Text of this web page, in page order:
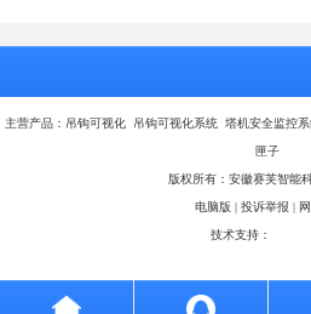
主营产品：吊钩可视化 吊钩可视化系统 塔机安全监控
匣子
版权所有：安徽赛芙智能
电脑版 | 投诉举报 |
技术支持：